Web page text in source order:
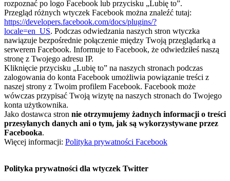
rozpoznać po logo Facebook lub przycisku „Lubię to”.
Przegląd różnych wtyczek Facebook można znaleźć tutaj:
https://developers.facebook.com/docs/plugins/?
locale=en_US. Podczas odwiedzania naszych stron wtyczka
nawiązuje bezpośrednie połączenie między Twoją przeglądarką a
serwerem Facebook. Informuje to Facebook, że odwiedziłeś naszą
stronę z Twojego adresu IP.
Kliknięcie przycisku „Lubię to” na naszych stronach podczas
zalogowania do konta Facebook umożliwia powiązanie treści z
naszej strony z Twoim profilem Facebook. Facebook może
wówczas przypisać Twoją wizytę na naszych stronach do Twojego
konta użytkownika.
Jako dostawca stron nie otrzymujemy żadnych informacji o treści
przesyłanych danych ani o tym, jak są wykorzystywane przez
Facebooka.
Więcej informacji: Polityka prywatności Facebook
Polityka prywatności dla wtyczek Twitter